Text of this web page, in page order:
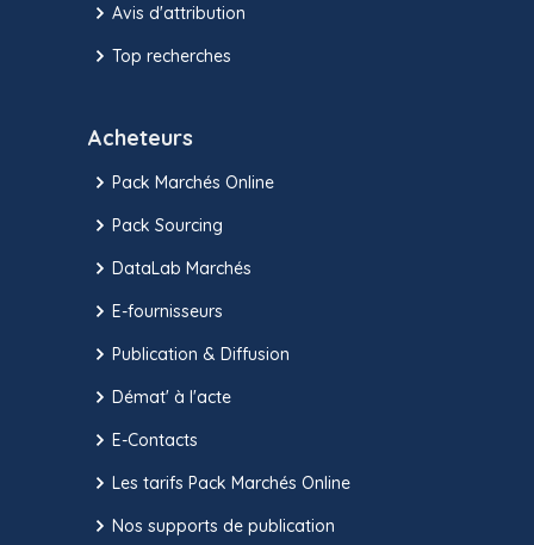
Avis d'attribution
Top recherches
Acheteurs
Pack Marchés Online
Pack Sourcing
DataLab Marchés
E-fournisseurs
Publication & Diffusion
Démat' à l'acte
E-Contacts
Les tarifs Pack Marchés Online
Nos supports de publication